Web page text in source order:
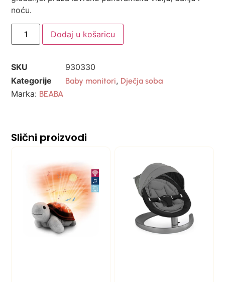
noću.
Dodaj u košaricu
SKU
930330
Kategorije
Baby monitori, Dječja soba
Marka: BEABA
Slični proizvodi